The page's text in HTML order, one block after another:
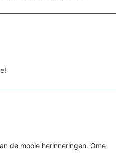
de mooie herinneringen. Ome